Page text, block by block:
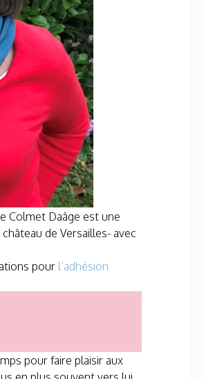
Colmet Daâge est une
de Versailles- avec
pour l’adhésion
pour faire plaisir aux